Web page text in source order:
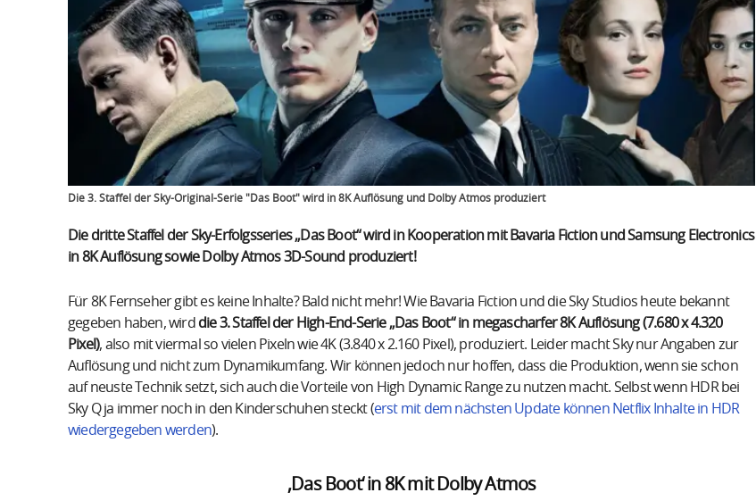
Die 3. Staffel der Sky-Original-Serie "Das Boot" wird in 8K Auflösung und Dolby Atmos produziert
Die dritte Staffel der Sky-Erfolgsseries „Das Boot“ wird in Kooperation mit Bavaria Fiction und Samsung Electronics
in 8K Auflösung sowie Dolby Atmos 3D-Sound produziert!
Für 8K Fernseher gibt es keine Inhalte? Bald nicht mehr! Wie Bavaria Fiction und die Sky Studios heute bekannt
gegeben haben, wird die 3. Staffel der High-End-Serie „Das Boot“ in megascharfer 8K Auflösung (7.680 x 4.320
Pixel), also mit viermal so vielen Pixeln wie 4K (3.840 x 2.160 Pixel), produziert. Leider macht Sky nur Angaben zur
Auflösung und nicht zum Dynamikumfang. Wir können jedoch nur hoffen, dass die Produktion, wenn sie schon
auf neuste Technik setzt, sich auch die Vorteile von High Dynamic Range zu nutzen macht. Selbst wenn HDR bei
Sky Q ja immer noch in den Kinderschuhen steckt (erst mit dem nächsten Update können Netflix Inhalte in HDR
wiedergegeben werden).
‚Das Boot‘ in 8K mit Dolby Atmos